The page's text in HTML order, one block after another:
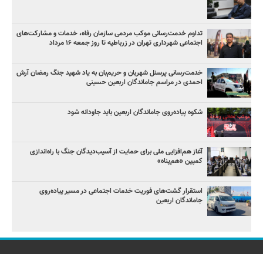
تداوم خدمت‌رسانی موکب مردمی سازمان رفاه، خدمات و مشارکت‌های
اجتماعی شهرداری تهران در زرباطیه تا روز جمعه ۱۶ مرداد
خدمت‌رسانی پرسنل شهربان و حریم‌بان به یاد شهید جنگ رمضان آرش
احمدی در مراسم جاماندگان اربعین حسینی
شکوه پیاده‌روی جاماندگان اربعین باید جاودانه شود
آغاز هم‌افزایی ملی برای حمایت از آسیب‌دیدگان جنگ با راه‌اندازی
کمپین «هم‌پناه»
استقرار گشت‌های فوریت خدمات اجتماعی در مسیر پیاده‌روی
جاماندگان اربعین